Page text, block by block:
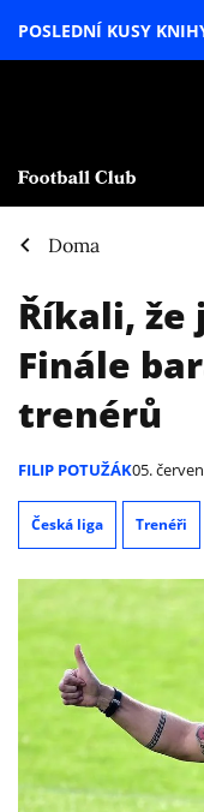
POSLEDNÍ KUSY
Doma
Říkali, že
Finále
trenérů
FILIP POTUŽÁK05.
Česká liga Trenéři